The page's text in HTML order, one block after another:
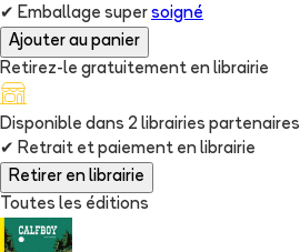
✔ Emballage super soigné
Ajouter au panier
Retirez-le gratuitement en librairie
Disponible dans 2 librairies partenaires
✔ Retrait et paiement en librairie
Retirer en librairie
Toutes les éditions